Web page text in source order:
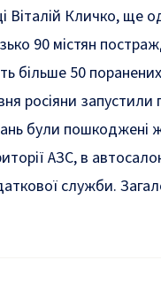
Віталій Кличко, ще
90 містян
більше 50
росіяни запустили
були пошкоджені
АЗС, в
служби.